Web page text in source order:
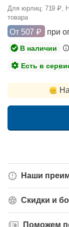
Для юрлиц: 719 ₽,
товара
От 507 ₽ при
В наличии
Есть в
Наши
Скидки и
Поможем